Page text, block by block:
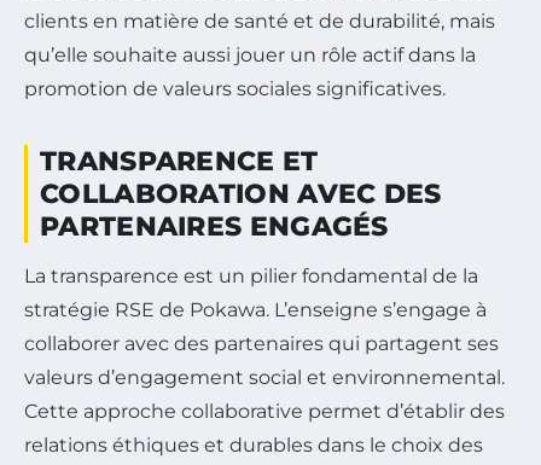
clients en matière de santé et de durabilité, mais
qu’elle souhaite aussi jouer un rôle actif dans la
promotion de valeurs sociales significatives.
TRANSPARENCE ET
COLLABORATION AVEC DES
PARTENAIRES ENGAGÉS
La transparence est un pilier fondamental de la
stratégie RSE de Pokawa. L’enseigne s’engage à
collaborer avec des partenaires qui partagent ses
valeurs d’engagement social et environnemental.
Cette approche collaborative permet d’établir des
relations éthiques et durables dans le choix des